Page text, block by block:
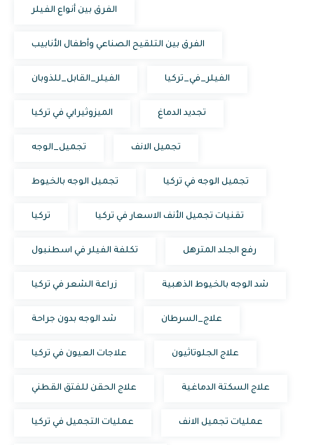
الفرق بين أنواع الفيلر
الفرق بين التلقيح الصناعي وأطفال الأنابيب
الفيلر_القابل_للذوبان الفيلر_في_تركيا
الميزوثيرابي في تركيا تجديد الدماغ
تجميل_الوجه تجميل الانف
تجميل الوجه بالخيوط تجميل الوجه في تركيا
تركيا تقنيات تجميل الأنف الاسعار في تركيا
تكلفة الفيلر في اسطنبول رفع الجلد المترهل
زراعة الشعر في تركيا شد الوجه بالخيوط الذهبية
شد الوجه بدون جراحة علاج_السرطان
علاجات العيون في تركيا علاج الجلوتاثيون
علاج الحقن للفتق القطني علاج السكتة الدماغية
عمليات التجميل في تركيا عمليات تجميل الانف